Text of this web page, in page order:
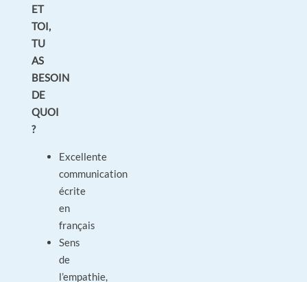
ET
TOI,
TU
AS
BESOIN
DE
QUOI
?
Excellente
communication
écrite
en
français
Sens
de
l’empathie,